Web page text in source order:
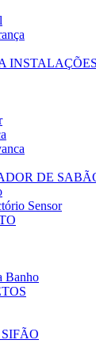
DE
Sensor
Banho